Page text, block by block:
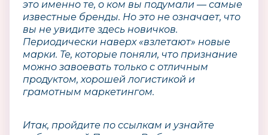
это именно те, о ком вы подумали — самые
известные бренды. Но это не означает, что
вы не увидите здесь новичков.
Периодически наверх «взлетают» новые
марки. Те, которые поняли, что признание
можно завоевать только с отличным
продуктом, хорошей логистикой и
грамотным маркетингом.
Итак, пройдите по ссылкам и узнайте